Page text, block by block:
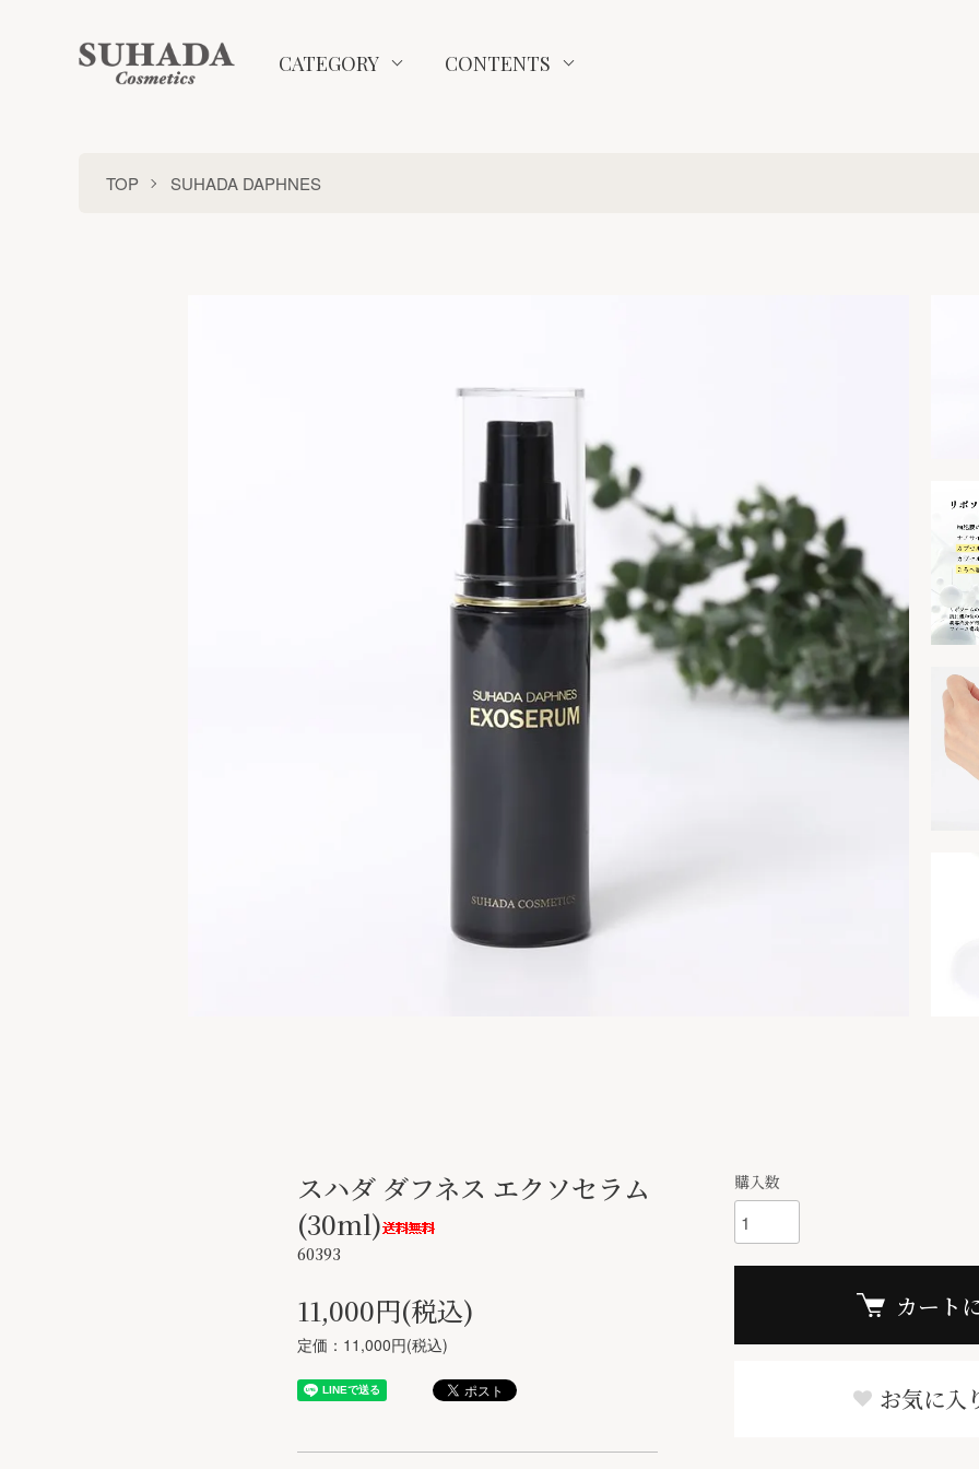
CATEGORY CONTENTS
TOP SUHADA DAPHNES
スハダ ダフネス エクソセラム
(30ml)
60393
11,000円(税込)
定価：11,000円(税込)
購入数
カート
お気に入